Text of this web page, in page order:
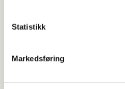
Statistikk
Markedsføring
Kraklé, Bottiglia 10x30 Flis